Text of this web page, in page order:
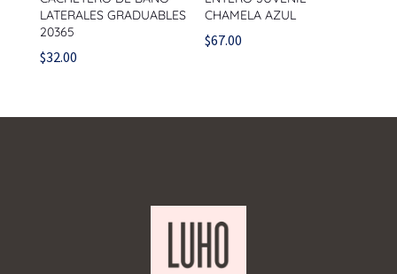
LATERALES GRADUABLES
20365
$32.00
CHAMELA AZUL
$67.00